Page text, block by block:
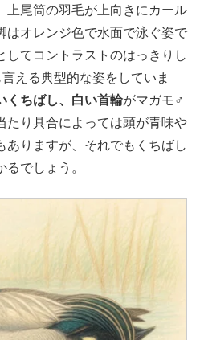
上尾筒の羽毛が上向きにカール
はオレンジ色で水面で泳ぐ姿で
してコントラストのはっきりし
える典型的な姿をしていま
くちばし、白い首輪がマガモ♂
たり具合によっては頭が青味や
ありますが、それでもくちばし
でしょう。